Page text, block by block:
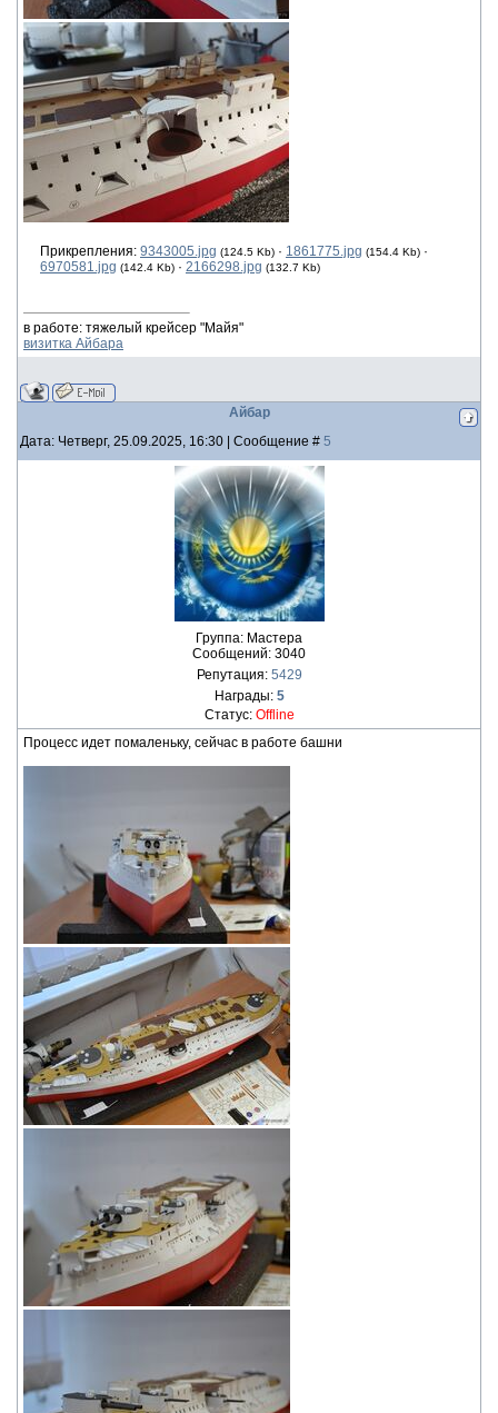
Прикрепления: 9343005.jpg (124.5 Kb) · 1861775.jpg (154.4 Kb) ·
6970581.jpg (142.4 Kb) · 2166298.jpg (132.7 Kb)
в работе: тяжелый крейсер "Майя"
визитка Айбара
Айбар
Дата: Четверг, 25.09.2025, 16:30 | Сообщение # 5
Группа: Мастера
Сообщений: 3040
Репутация: 5429
Награды: 5
Статус: Offline
Процесс идет помаленьку, сейчас в работе башни